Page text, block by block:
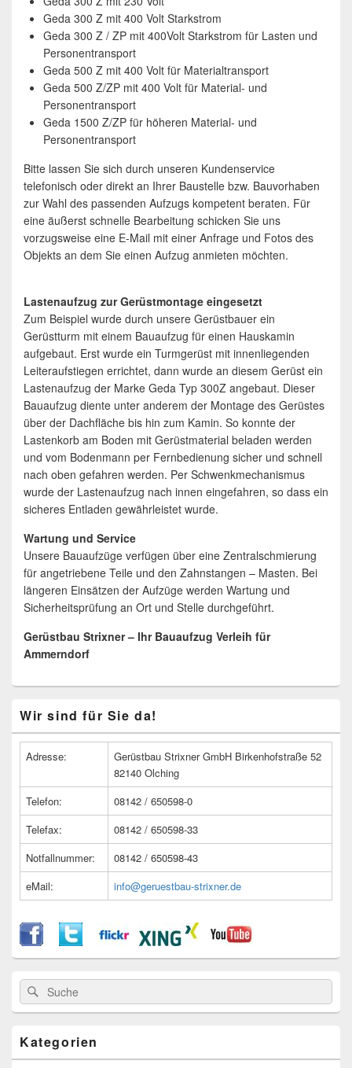
Geda 300 Z mit 400 Volt Starkstrom
Geda 300 Z / ZP mit 400Volt Starkstrom für Lasten und
Personentransport
Geda 500 Z mit 400 Volt für Materialtransport
Geda 500 Z/ZP mit 400 Volt für Material- und
Personentransport
Geda 1500 Z/ZP für höheren Material- und
Personentransport
Bitte lassen Sie sich durch unseren Kundenservice
telefonisch oder direkt an Ihrer Baustelle bzw. Bauvorhaben
zur Wahl des passenden Aufzugs kompetent beraten. Für
eine äußerst schnelle Bearbeitung schicken Sie uns
vorzugsweise eine E-Mail mit einer Anfrage und Fotos des
Objekts an dem Sie einen Aufzug anmieten möchten.
Lastenaufzug zur Gerüstmontage eingesetzt
Zum Beispiel wurde durch unsere Gerüstbauer ein
Gerüstturm mit einem Bauaufzug für einen Hauskamin
aufgebaut. Erst wurde ein Turmgerüst mit innenliegenden
Leiteraufstiegen errichtet, dann wurde an diesem Gerüst ein
Lastenaufzug der Marke Geda Typ 300Z angebaut. Dieser
Bauaufzug diente unter anderem der Montage des Gerüstes
über der Dachfläche bis hin zum Kamin. So konnte der
Lastenkorb am Boden mit Gerüstmaterial beladen werden
und vom Bodenmann per Fernbedienung sicher und schnell
nach oben gefahren werden. Per Schwenkmechanismus
wurde der Lastenaufzug nach innen eingefahren, so dass ein
sicheres Entladen gewährleistet wurde.
Wartung und Service
Unsere Bauaufzüge verfügen über eine Zentralschmierung
für angetriebene Teile und den Zahnstangen – Masten. Bei
längeren Einsätzen der Aufzüge werden Wartung und
Sicherheitsprüfung an Ort und Stelle durchgeführt.
Gerüstbau Strixner – Ihr Bauaufzug Verleih für
Ammerndorf
Seitenleisten
Widget-
Wir sind für Sie da!
Adresse:
Gerüstbau Strixner GmbH Birkenhofstraße 52
82140 Olching
Telefon:
08142 / 650598-0
Telefax:
08142 / 650598-33
Notfallnummer:
08142 / 650598-43
eMail:
info@geruestbau-strixner.de
Suche
nach:
Suche
Kategorien